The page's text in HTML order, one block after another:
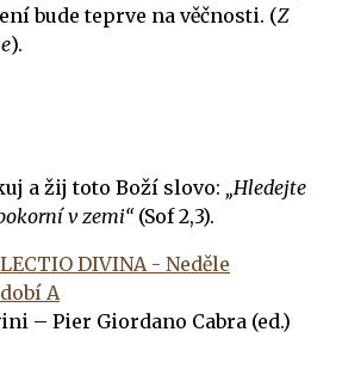
bude teprve na věčnosti. (Z
).
a žij toto Boží slovo: „Hledejte
v zemi“(Sof 2,3).
LECTIO DIVINA - Neděle
A
– Pier Giordano Cabra (ed.)